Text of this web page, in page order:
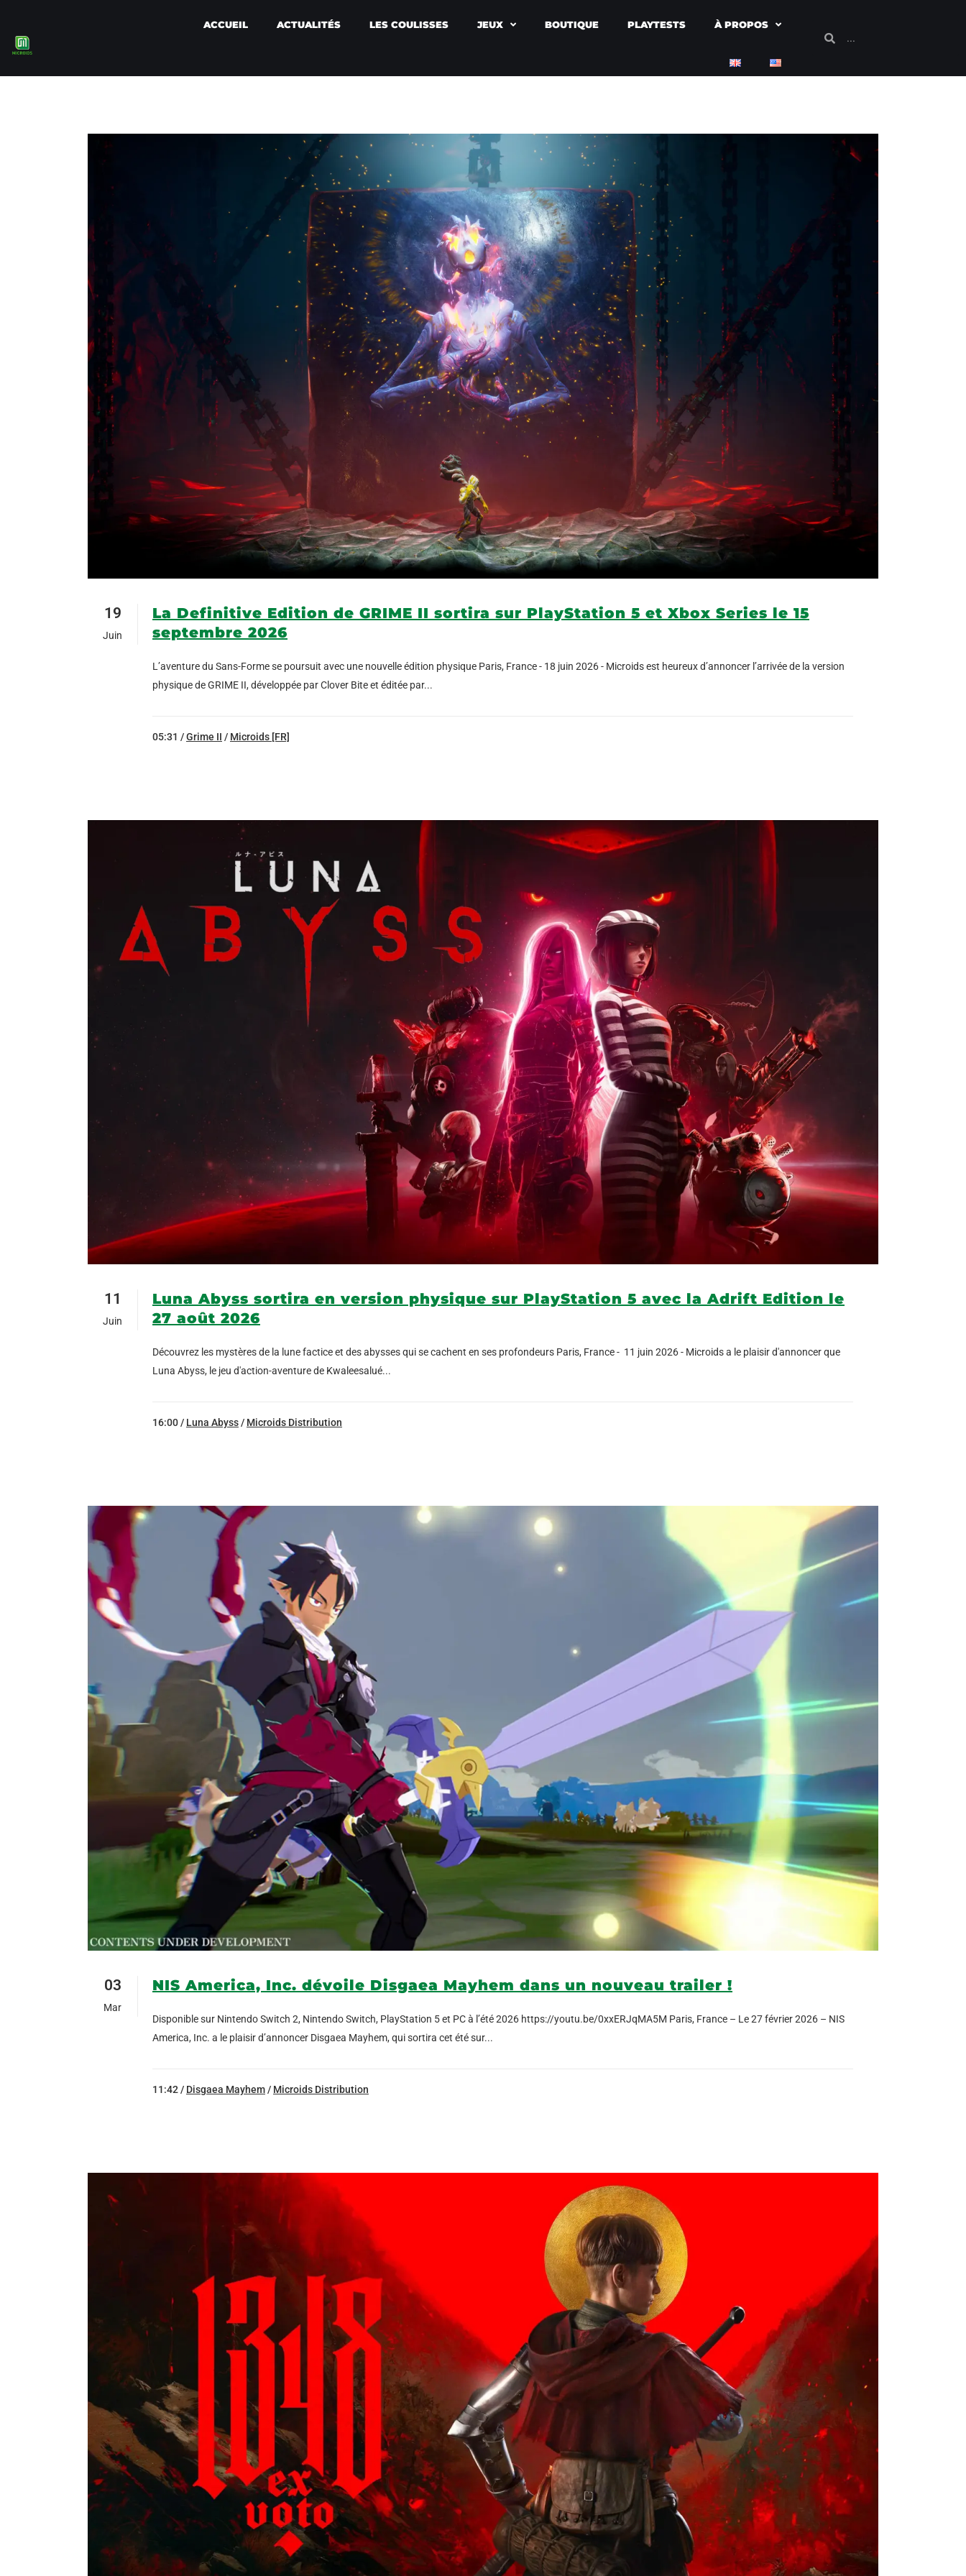
ACCUEIL ACTUALITÉS LES COULISSES JEUX BOUTIQUE PLAYTESTS À PROPOS
19
Juin
La Definitive Edition de GRIME II sortira sur PlayStation 5 et Xbox Series le 15
septembre 2026
L’aventure du Sans-Forme se poursuit avec une nouvelle édition physique Paris, France - 18 juin 2026 - Microids est heureux d’annoncer l’arrivée de la version
physique de GRIME II, développée par Clover Bite et éditée par...
05:31 /Grime II / Microids [FR]
11
Juin
Luna Abyss sortira en version physique sur PlayStation 5 avec la Adrift Edition le
27 août 2026
Découvrez les mystères de la lune factice et des abysses qui se cachent en ses profondeurs Paris, France - 11 juin 2026 - Microids a le plaisir d'annoncer que
Luna Abyss, le jeu d'action-aventure de Kwaleesalué...
16:00 / Luna Abyss/ Microids Distribution
03
Mar
NIS America, Inc. dévoile Disgaea Mayhem dans un nouveau trailer !
Disponible sur Nintendo Switch 2, Nintendo Switch, PlayStation 5 et PC à l’été 2026 https://youtu.be/0xxERJqMA5M Paris, France – Le 27 février 2026 – NIS
America, Inc. a le plaisir d’annoncer Disgaea Mayhem, qui sortira cet été sur...
11:42 / Disgaea Mayhem/ Microids Distribution